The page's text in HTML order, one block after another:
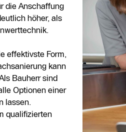
die Anschaffung
höher, als
effektivste Form,
kann
Bauherr sind
Optionen einer
lassen.
qualifizierten